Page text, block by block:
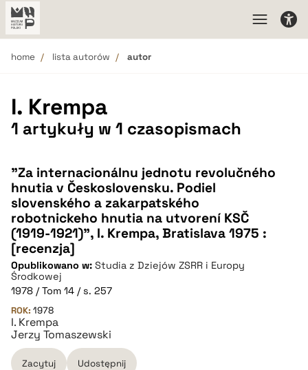
home lista autorów autor
I. Krempa
1 artykuły w 1 czasopismach
"Za internacionálnu jednotu revolučného
hnutia v Československu. Podiel
slovenského a zakarpatského
robotnickeho hnutia na utvorení KSČ
(1919-1921)", I. Krempa, Bratislava 1975 :
[recenzja]
Opublikowano w: Studia z Dziejów ZSRR i Europy
Środkowej
1978 / Tom 14 / s. 257
ROK: 1978
I. Krempa
Jerzy Tomaszewski
Zacytuj Udostępnij